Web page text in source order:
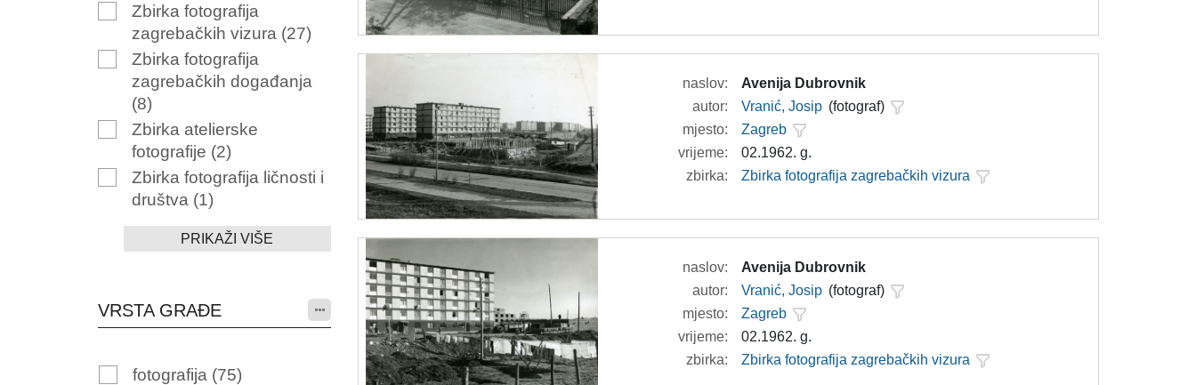
Zbirka fotografija
zagrebačkih vizura (27)
Zbirka fotografija
zagrebačkih događanja
(8)
Zbirka atelierske
fotografije (2)
Zbirka fotografija ličnosti i
društva (1)
PRIKAŽI VIŠE
VRSTA GRAĐE
fotografija (75)
naslov:
Avenija Dubrovnik
autor:
Vranić, Josip (fotograf)
mjesto:
Zagreb
vrijeme:
02.1962. g.
zbirka:
Zbirka fotografija zagrebačkih vizura
naslov:
Avenija Dubrovnik
autor:
Vranić, Josip (fotograf)
mjesto:
Zagreb
vrijeme:
02.1962. g.
zbirka:
Zbirka fotografija zagrebačkih vizura